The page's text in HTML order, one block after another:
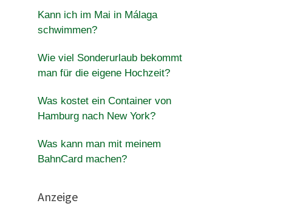
Kann ich im Mai in Málaga
schwimmen?
Wie viel Sonderurlaub bekommt
man für die eigene Hochzeit?
Was kostet ein Container von
Hamburg nach New York?
Was kann man mit meinem
BahnCard machen?
Anzeige